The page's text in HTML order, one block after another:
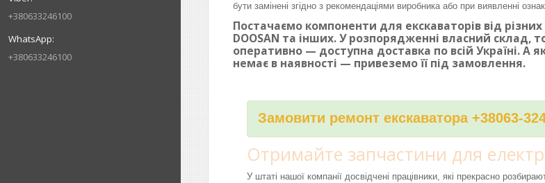
+380633246100
+380633246100
бути замінені згідно з рекомендаціями виробника або при виявленні
Постачаємо компоненти для екскаваторів від різних
DOOSAN та інших. У розпорядженні власний
оперативно — доступна доставка по всій Україні. А
немає в наявності — привеземо її під замовлення.
Замовити ремонт екскаватора +38063-
Отримайте запчастини для
У штаті нашої компанії досвідчені працівники, які прекрасно